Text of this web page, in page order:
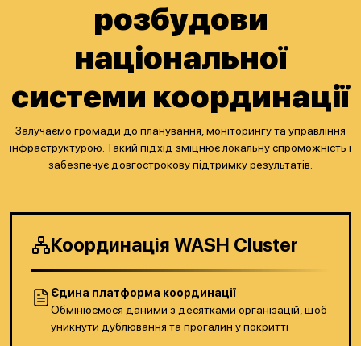
розбудови
національної
системи координації
Залучаємо громади до планування, моніторингу та управління
інфраструктурою. Такий підхід зміцнює локальну спроможність і
забезпечує довгострокову підтримку результатів.
Координація WASH Cluster
Єдина платформа координації
Обмінюємося даними з десятками організацій, щоб
уникнути дублювання та прогалин у покритті